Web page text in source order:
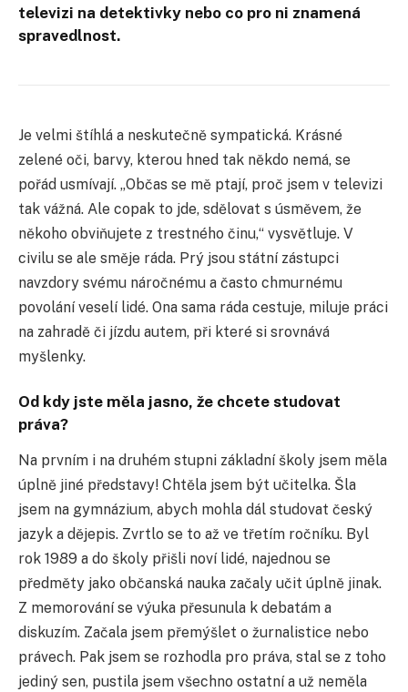
televizi na detektivky nebo co pro ni znamená
spravedlnost.
Je velmi štíhlá a neskutečně sympatická. Krásné
zelené oči, barvy, kterou hned tak někdo nemá, se
pořád usmívají. „Občas se mě ptají, proč jsem v televizi
tak vážná. Ale copak to jde, sdělovat s úsměvem, že
někoho obviňujete z trestného činu,“ vysvětluje. V
civilu se ale směje ráda. Prý jsou státní zástupci
navzdory svému náročnému a často chmurnému
povolání veselí lidé. Ona sama ráda cestuje, miluje práci
na zahradě či jízdu autem, při které si srovnává
myšlenky.
Od kdy jste měla jasno, že chcete studovat
práva?
Na prvním i na druhém stupni základní školy jsem měla
úplně jiné představy! Chtěla jsem být učitelka. Šla
jsem na gymnázium, abych mohla dál studovat český
jazyk a dějepis. Zvrtlo se to až ve třetím ročníku. Byl
rok 1989 a do školy přišli noví lidé, najednou se
předměty jako občanská nauka začaly učit úplně jinak.
Z memorování se výuka přesunula k debatám a
diskuzím. Začala jsem přemýšlet o žurnalistice nebo
právech. Pak jsem se rozhodla pro práva, stal se z toho
jediný sen, pustila jsem všechno ostatní a už neměla